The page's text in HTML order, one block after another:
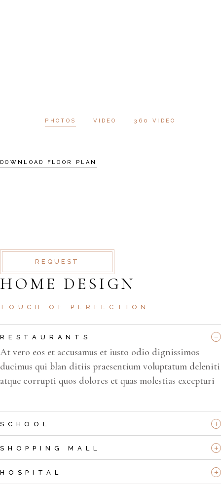
PHOTOS VIDEO 360 VIDEO
DOWNLOAD FLOOR PLAN
REQUEST
HOME DESIGN
TOUCH OF PERFECTION
RESTAURANTS
At vero eos et accusamus et iusto odio dignissimos
ducimus qui blan ditiis praesentium voluptatum deleniti
atque corrupti quos dolores et quas molestias excepturi
SCHOOL
SHOPPING MALL
HOSPITAL